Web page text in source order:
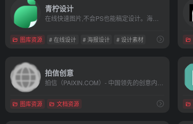
青柠设计
图库资源 # 在线设计 # 海报设计 # 设计素材
拍信创意
图库资源 文档资源